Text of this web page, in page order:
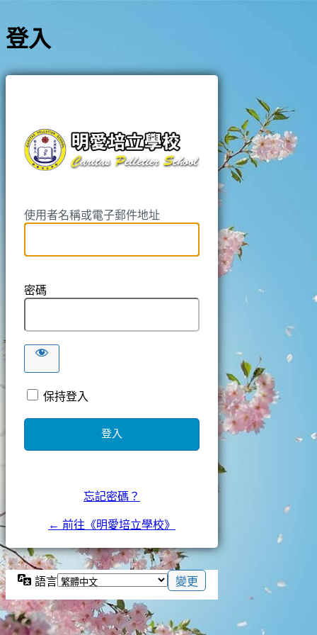
登入
https://
使用者名稱或電子郵件地址
密碼
保持登入
忘記密碼？
← 前往《明愛培立學校》
語言